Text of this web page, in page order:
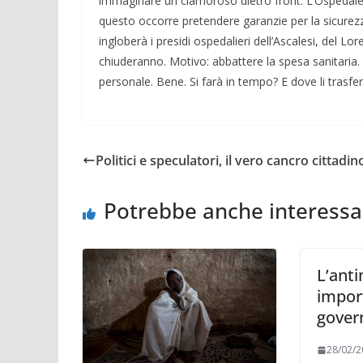
questo occorre pretendere garanzie per la
ingloberà i presidi ospedalieri dell’Ascalesi, del
chiuderanno. Motivo: abbattere la spesa
personale. Bene. Si farà in tempo? E dove li
Politici e speculatori, il vero cancro
Potrebbe anche
28/02/